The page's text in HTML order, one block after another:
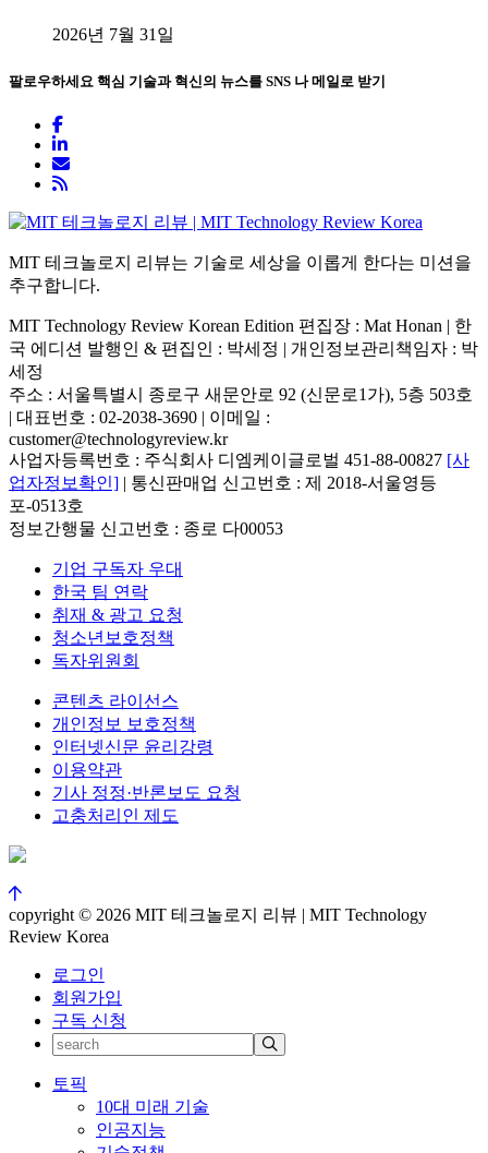
2026년 7월 31일
팔로우하세요 핵심 기술과 혁신의 뉴스를 SNS 나 메일로 받기
MIT 테크놀로지 리뷰는 기술로 세상을 이롭게 한다는 미션을
추구합니다.
MIT Technology Review Korean Edition 편집장 : Mat Honan | 한
국 에디션 발행인 & 편집인 : 박세정 | 개인정보관리책임자 : 박
세정
주소 : 서울특별시 종로구 새문안로 92 (신문로1가), 5층 503호
| 대표번호 : 02-2038-3690 | 이메일 :
customer@technologyreview.kr
사업자등록번호 : 주식회사 디엠케이글로벌 451-88-00827 [사
업자정보확인] | 통신판매업 신고번호 : 제 2018-서울영등
포-0513호
정보간행물 신고번호 : 종로 다00053
기업 구독자 우대
한국 팀 연락
취재 & 광고 요청
청소년보호정책
독자위원회
콘텐츠 라이선스
개인정보 보호정책
인터넷신문 윤리강령
이용약관
기사 정정·반론보도 요청
고충처리인 제도
copyright © 2026 MIT 테크놀로지 리뷰 | MIT Technology
Review Korea
로그인
회원가입
구독 신청
토픽
10대 미래 기술
인공지능